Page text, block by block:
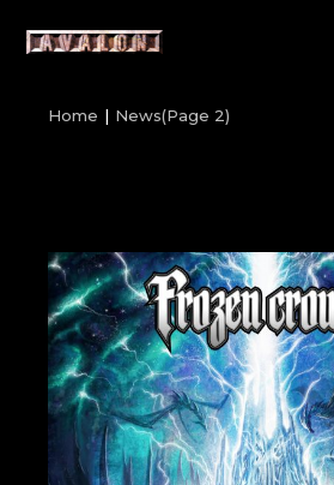
the
Home News(Page 2)